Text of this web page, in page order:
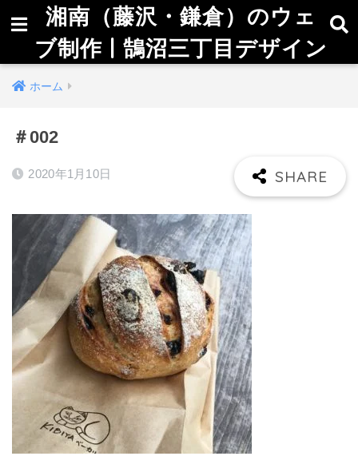
湘南（藤沢・鎌倉）のウェ
ブ制作 | 鵠沼三丁目デザイン
ホーム
＃002
2020年1月10日